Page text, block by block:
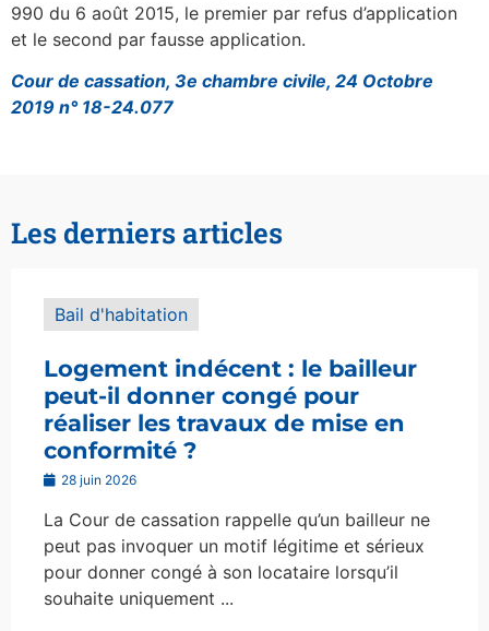
990 du 6 août 2015, le premier par refus d’application
et le second par fausse application.
Cour de cassation, 3e chambre civile, 24 Octobre
2019 n° 18-24.077
Les derniers articles
Bail d'habitation
Logement indécent : le bailleur
peut-il donner congé pour
réaliser les travaux de mise en
conformité ?
28 juin 2026
La Cour de cassation rappelle qu’un bailleur ne
peut pas invoquer un motif légitime et sérieux
pour donner congé à son locataire lorsqu’il
souhaite uniquement ...